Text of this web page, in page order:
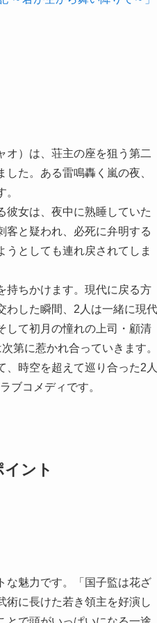
オ）は、荘主の座を狙う第二
た。ある雷鳴轟く嵐の夜、
彼女は、夜中に熟睡していた
客と疑われ、必死に弁明する
うとしても連れ戻されてしま
持ちかけます。現代に戻る方
わした瞬間、2人は一緒に現代
して初月の憧れの上司・顧清
第に惹かれ合っていきます。
、時空を超えて巡り合った2人
ブコメディです。
ント
な魅力です。「国子監は花ざ
術に長けた若き領主を好演し